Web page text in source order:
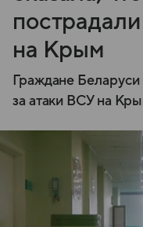
на Крым
Граждане
за атаки ВСУ на